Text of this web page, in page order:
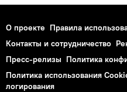
О проекте Правила
Контакты и сотрудничество
Пресс-релизы Политика
Политика использования
логирования